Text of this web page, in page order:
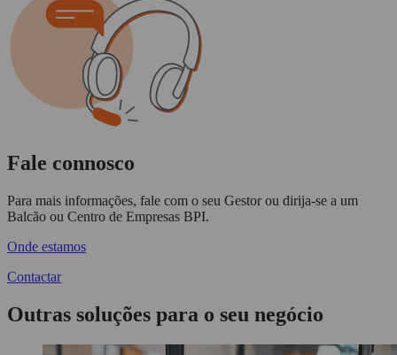
Fale connosco
Para mais informações, fale com o seu Gestorou dirija-se a um
Balcão ou Centro de Empresas BPI.
Onde estamos
Contactar
Outras soluções para o seu negócio